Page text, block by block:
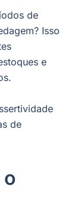
de
Isso
e
de